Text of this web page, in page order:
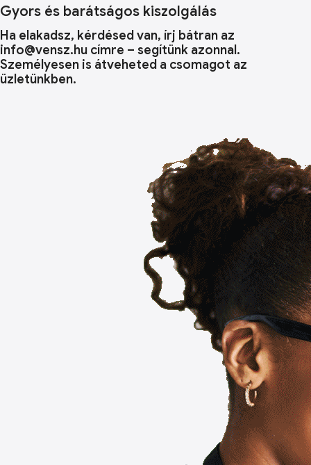
Gyors és barátságos kiszolgálás
Ha elakadsz, kérdésed van, írj bátran az
info@vensz.hu címre – segítünk azonnal.
Személyesen is átveheted a csomagot az
üzletünkben.